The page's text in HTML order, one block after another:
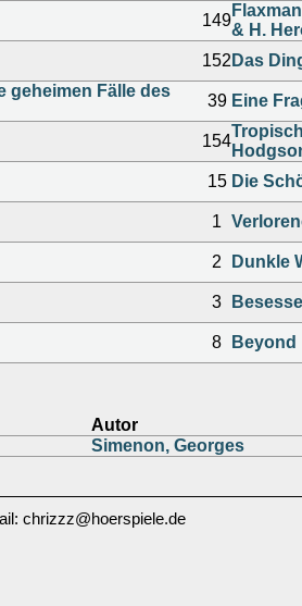
149
& H.
152 Das
geheimen Fälle des
39 Eine
154
15 Die
1
2 Dunkle
3
8 Beyond
Autor
Simenon, Georges
chrizzz@hoerspiele.de